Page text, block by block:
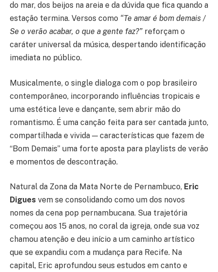
do mar, dos beijos na areia e da dúvida que fica quando a
estação termina. Versos como “Te amar é bom demais /
Se o verão acabar, o que a gente faz?” reforçam o
caráter universal da música, despertando identificação
imediata no público.
Musicalmente, o single dialoga com o pop brasileiro
contemporâneo, incorporando influências tropicais e
uma estética leve e dançante, sem abrir mão do
romantismo. É uma canção feita para ser cantada junto,
compartilhada e vivida — características que fazem de
“Bom Demais” uma forte aposta para playlists de verão
e momentos de descontração.
Natural da Zona da Mata Norte de Pernambuco, Eric
Digues vem se consolidando como um dos novos
nomes da cena pop pernambucana. Sua trajetória
começou aos 15 anos, no coral da igreja, onde sua voz
chamou atenção e deu início a um caminho artístico
que se expandiu com a mudança para Recife. Na
capital, Eric aprofundou seus estudos em canto e